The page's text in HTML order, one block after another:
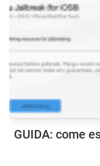
GUIDA: come